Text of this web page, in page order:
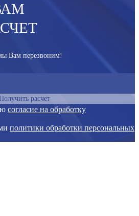
Вам перезвоним!
расчет
согласие на обработку
политики обработки персональных